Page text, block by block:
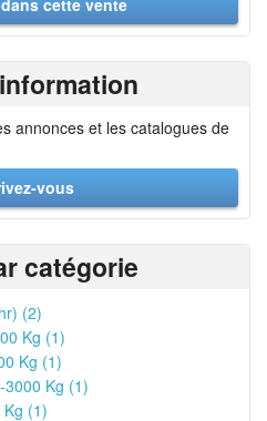
annonces et les catalogues de
vous
catégorie
(2)
Kg (1)
Kg (1)
Kg (1)
(1)